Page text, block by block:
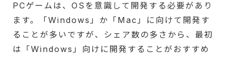
PCゲームは、OSを意識して開発する必要があり
ます。「Windows」か「Mac」に向けて開発す
ることが多いですが、シェア数の多さから、最初
は「Windows」向けに開発することがおすすめ